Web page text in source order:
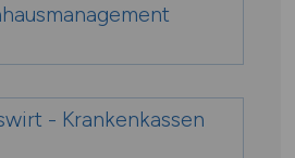
- Krankenkassen